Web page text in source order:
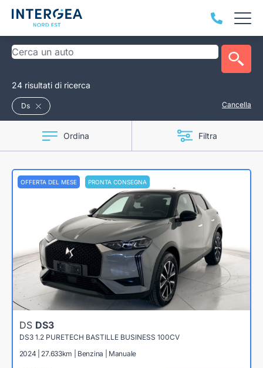
24 risultati di ricerca
Ds Cancella
Ordina Filtra
OFFERTA DEL MESE PRONTA CONSEGNA
DS DS3
DS3 1.2 PURETECH BASTILLE BUSINESS 100CV
2024 | 27.633km | Benzina | Manuale